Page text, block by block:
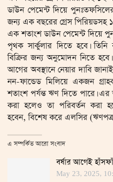
ডাউন পেমেন্ট দিয়ে
জন্য এক বছরের গ্রেস পিরিয়ডসহ
এক শতাংশ ডাউন পেমেন্ট দিয়ে
পৃথক সার্কুলার দিতে হবে।
বিক্রির জন্য অনুমোদন নিতে
আগের অবস্থানে নেয়ার দাবি
নন-ফান্ডেড মিলিয়ে একজন
শতাংশ পর্যন্ত ঋণ দিতে পারে।
করা হলেও তা পরিবর্তন করা
হবেন, বিশেষ করে এলসির (ঋণপত্র)
এ সম্পর্কিত আরো সংবাদ
বর্ষার আগেই
May 23, 2025,